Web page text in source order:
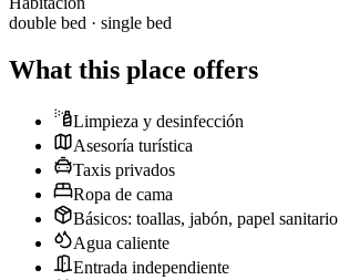
double bed · single bed
What this place offers
Limpieza y desinfección
Asesoría turística
Taxis privados
Ropa de cama
Básicos: toallas, jabón, papel sanitario
Agua caliente
Entrada independiente